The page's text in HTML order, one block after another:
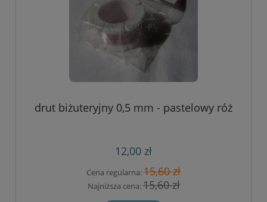
drut biżuteryjny 0,5 mm - pastelowy róż
12,00 zł
Cena regularna:15,60 zł
Najniższa cena:15,60 zł